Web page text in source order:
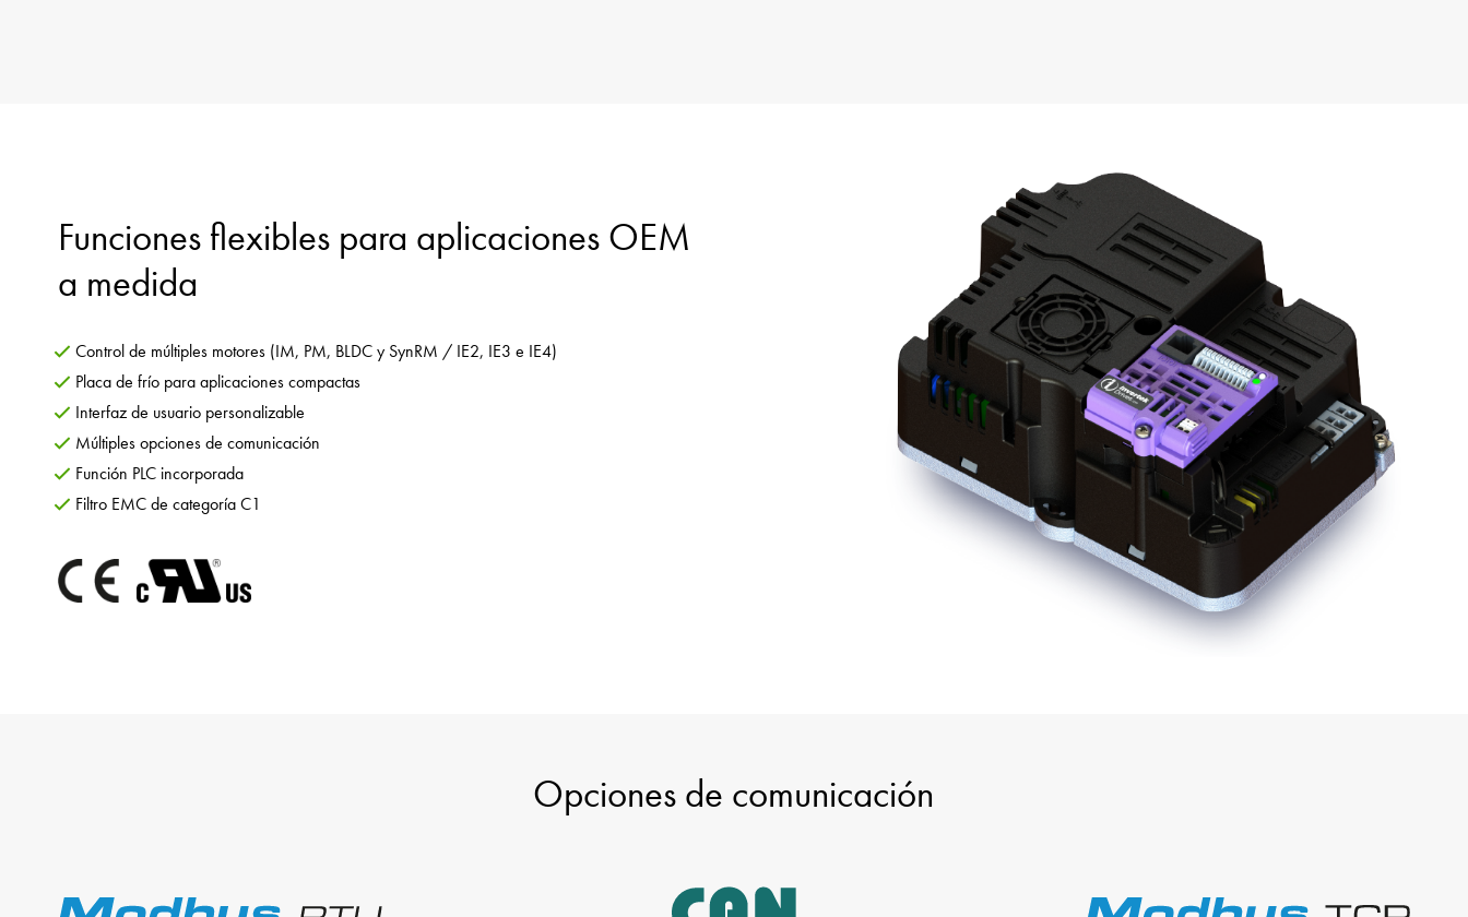
Funciones flexibles para aplicaciones OEM
a medida
Control de múltiples motores (IM, PM, BLDC y SynRM / IE2, IE3 e IE4)
Placa de frío para aplicaciones compactas
Interfaz de usuario personalizable
Múltiples opciones de comunicación
Función PLC incorporada
Filtro EMC de categoría C1
Opciones de comunicación